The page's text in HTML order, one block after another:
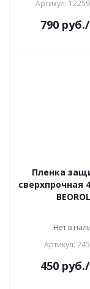
Артикул:
790 руб.
Пленка
сверхпрочная
BEOROL
Нет в
Артикул:
450 руб.